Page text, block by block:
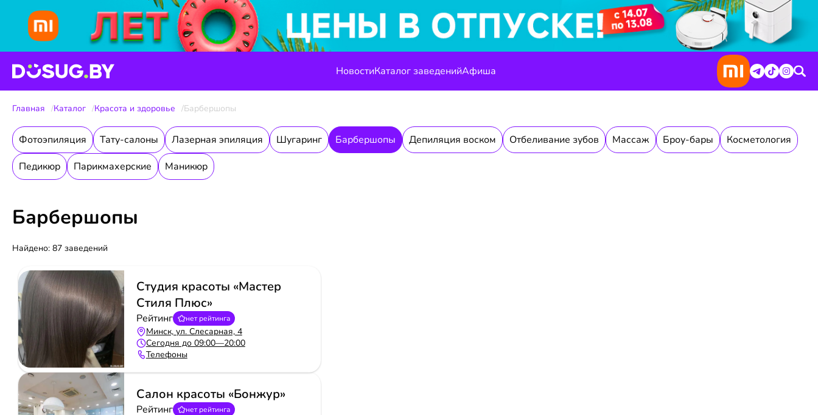
НовостиКаталог заведенийАфиша
Главная Каталог Красота и здоровье Барбершопы
Фотоэпиляция Тату-салоны Лазерная эпиляция Шугаринг Барбершопы Депиляция воском Отбеливание зубов Массаж Броу-бары
Косметология
Педикюр
Парикмахерские Маникюр
Барбершопы
Найдено: 87 заведений
Студия красоты «Мастер
Стиля Плюс»
Рейтинг нет рейтинга
Минск, ул. Слесарная, 4
Сегодня до 09:00—20:00
Телефоны
Салон красоты «Бонжур»
Рейтинг нет рейтинга